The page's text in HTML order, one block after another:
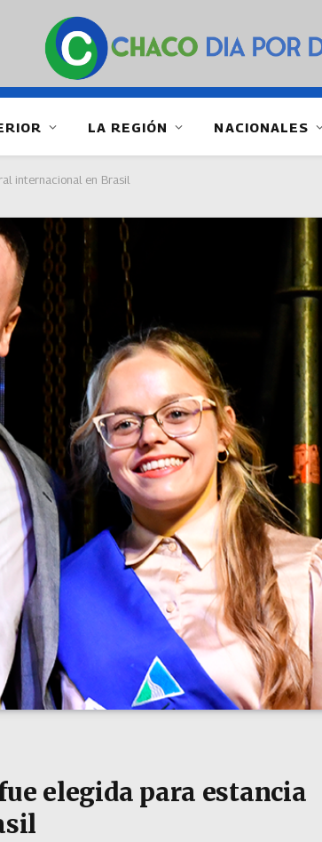
LA REGIÓN NACIONALES
internacional en Brasil
elegida para estancia